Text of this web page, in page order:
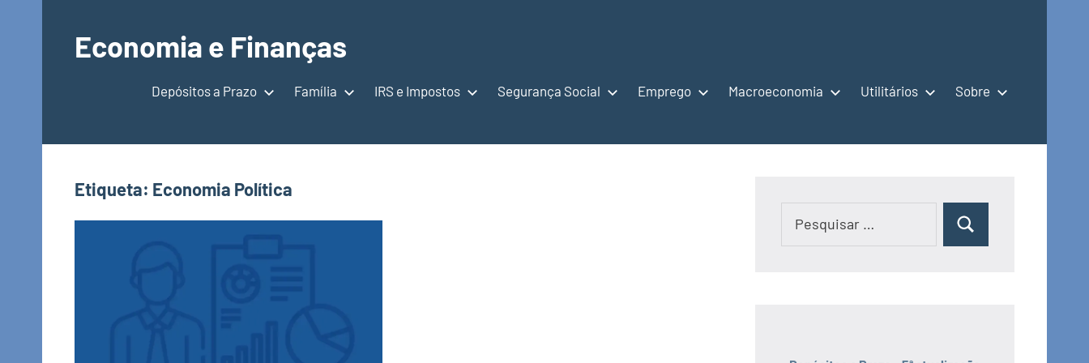
Economia e Finanças
Depósitos
Finanças
Calendários
Depósitos a Prazo Família IRS e Impostos Segurança Social Emprego Macroeconomia Utilitários Sobre
Etiqueta: Economia Política
Pesquisar